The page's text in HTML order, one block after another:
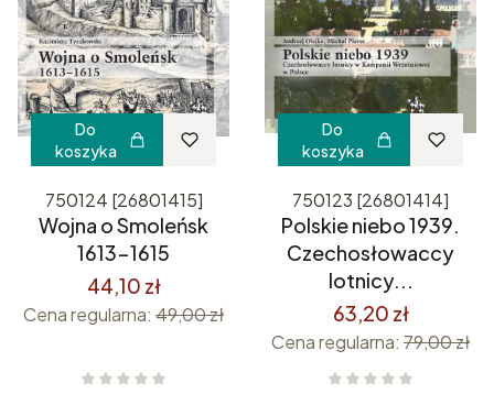
Do
koszyka
750124 [26801415]
Wojna o Smoleńsk
1613-1615
44,10 zł
Cena regularna: 49,00 zł
Do
koszyka
750123 [26801414]
Polskie niebo 1939.
Czechosłowaccy
lotnicy...
63,20 zł
Cena regularna: 79,00 zł